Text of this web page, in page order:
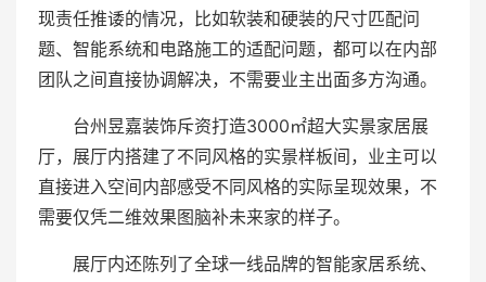
现责任推诿的情况，比如软装和硬装的尺寸匹配问
题、智能系统和电路施工的适配问题，都可以在内部
团队之间直接协调解决，不需要业主出面多方沟通。
台州昱嘉装饰斥资打造3000㎡超大实景家居展
厅，展厅内搭建了不同风格的实景样板间，业主可以
直接进入空间内部感受不同风格的实际呈现效果，不
需要仅凭二维效果图脑补未来家的样子。
展厅内还陈列了全球一线品牌的智能家居系统、